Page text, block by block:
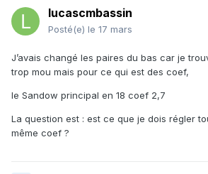
lucascmbassin
Posté(e) le 17 mars
J’avais changé les paires du bas car je
trop mou mais pour ce qui est des coef,
le Sandow principal en 18 coef 2,7
La question est : est ce que je dois régler
même coef ?